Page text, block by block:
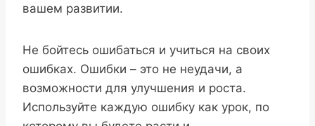
вашем развитии.
Не бойтесь ошибаться и учиться на своих
ошибках. Ошибки – это не неудачи, а
возможности для улучшения и роста.
Используйте каждую ошибку как урок, по